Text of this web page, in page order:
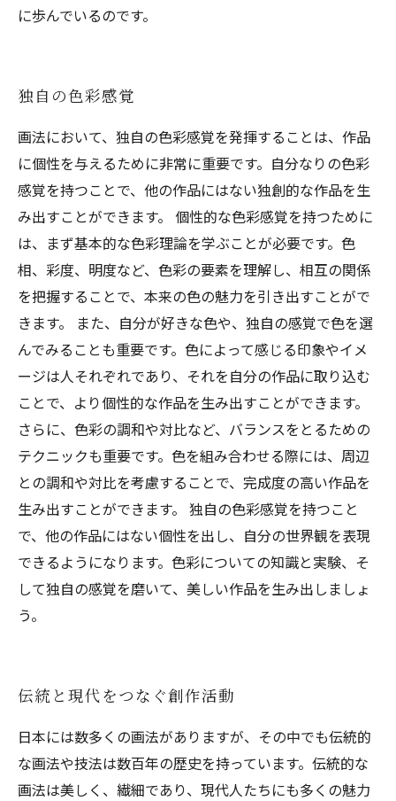
に歩んでいるのです。
独自の色彩感覚
画法において、独自の色彩感覚を発揮することは、作品
に個性を与えるために非常に重要です。自分なりの色彩
感覚を持つことで、他の作品にはない独創的な作品を生
み出すことができます。 個性的な色彩感覚を持つために
は、まず基本的な色彩理論を学ぶことが必要です。色
相、彩度、明度など、色彩の要素を理解し、相互の関係
を把握することで、本来の色の魅力を引き出すことがで
きます。 また、自分が好きな色や、独自の感覚で色を選
んでみることも重要です。色によって感じる印象やイメ
ージは人それぞれであり、それを自分の作品に取り込む
ことで、より個性的な作品を生み出すことができます。
さらに、色彩の調和や対比など、バランスをとるための
テクニックも重要です。色を組み合わせる際には、周辺
との調和や対比を考慮することで、完成度の高い作品を
生み出すことができます。 独自の色彩感覚を持つこと
で、他の作品にはない個性を出し、自分の世界観を表現
できるようになります。色彩についての知識と実験、そ
して独自の感覚を磨いて、美しい作品を生み出しましょ
う。
伝統と現代をつなぐ創作活動
日本には数多くの画法がありますが、その中でも伝統的
な画法や技法は数百年の歴史を持っています。伝統的な
画法は美しく、繊細であり、現代人たちにも多くの魅力